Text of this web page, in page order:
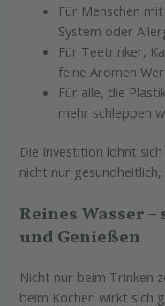
Für Menschen
System oder
Für Teetrinker,
feine Aromen
Für alle, die
mehr schleppen
Die Investition lohnt
nicht nur
Reines Wasser
und Genießen
Nicht nur beim Trinken
beim Kochen wirkt sich